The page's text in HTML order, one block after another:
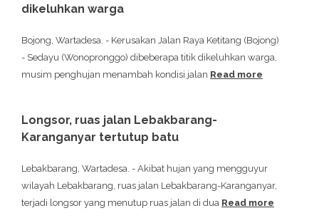
dikeluhkan warga
Bojong, Wartadesa. - Kerusakan Jalan Raya Ketitang (Bojong)
- Sedayu (Wonopronggo) dibeberapa titik dikeluhkan warga,
musim penghujan menambah kondisi jalan Read more
Longsor, ruas jalan Lebakbarang-
Karanganyar tertutup batu
Lebakbarang, Wartadesa. - Akibat hujan yang mengguyur
wilayah Lebakbarang, ruas jalan Lebakbarang-Karanganyar,
terjadi longsor yang menutup ruas jalan di dua Read more